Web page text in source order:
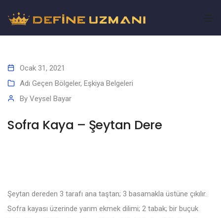
Ocak 31, 2021
Adı Geçen Bölgeler, Eşkiya Belgeleri
By Veysel Bayar
Sofra Kaya – Şeytan Dere
Şeytan dereden 3 tarafı ana taştan; 3 basamakla üstüne çıkılır.
Sofra kayası üzerinde yarım ekmek dilimi; 2 tabak; bir buçuk